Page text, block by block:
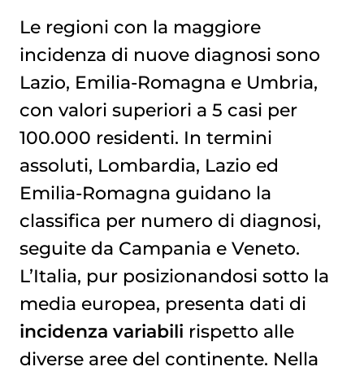
Le regioni con la maggiore
incidenza di nuove diagnosi sono
Lazio, Emilia-Romagna e Umbria,
con valori superiori a 5 casi per
100.000 residenti. In termini
assoluti, Lombardia, Lazio ed
Emilia-Romagna guidano la
classifica per numero di diagnosi,
seguite da Campania e Veneto.
L’Italia, pur posizionandosi sotto la
media europea, presenta dati di
incidenza variabili rispetto alle
diverse aree del continente. Nella